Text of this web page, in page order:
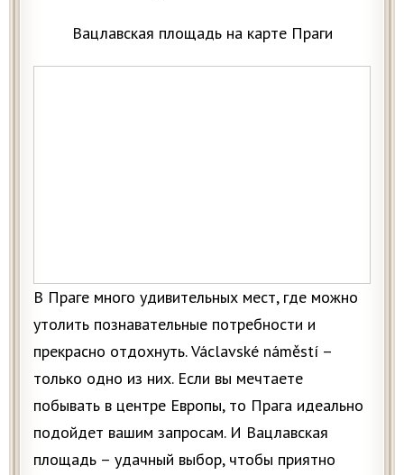
Вацлавская площадь на карте Праги
В Праге много удивительных мест, где можно
утолить познавательные потребности и
прекрасно отдохнуть. Václavské náměstí –
только одно из них. Если вы мечтаете
побывать в центре Европы, то Прага идеально
подойдет вашим запросам. И Вацлавская
площадь – удачный выбор, чтобы приятно